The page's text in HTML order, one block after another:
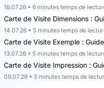
16.07.26 • 6 minutes temps de
Carte de Visite Dimensions :
14.07.26 • 5 minutes temps de
Carte de Visite Exemple :
13.07.26 • 5 minutes temps de
Carte de Visite Impression :
09.07.26 • 5 minutes temps de